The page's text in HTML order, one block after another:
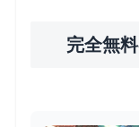
完全無